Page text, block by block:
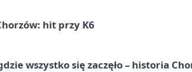
hit przy K6
wszystko się zaczęło – historia